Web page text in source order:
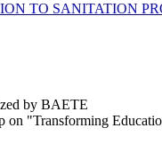
TO SANITATION
on "Transforming